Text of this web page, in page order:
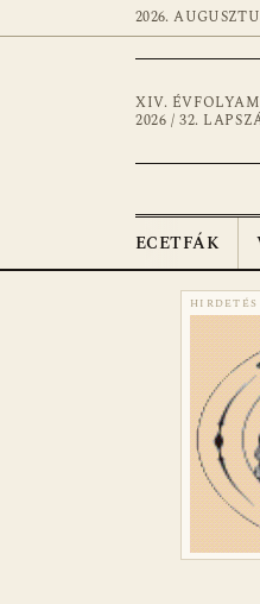
2026.
XIV. ÉVFOLYAM
2026 / 32.
ECETFÁK
HIRDETÉS